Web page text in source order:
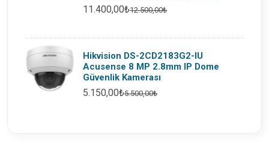
11.400,00₺12.500,00₺
Hikvision DS-2CD2183G2-IU
Acusense 8 MP 2.8mm IP Dome
Güvenlik Kamerası
5.150,00₺5.500,00₺